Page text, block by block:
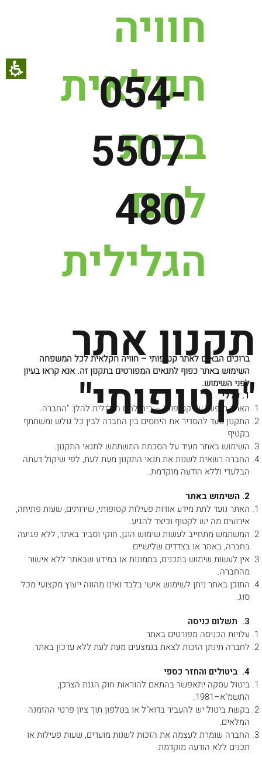
חוויה
חקלאית
בבית
לחם
הגלילית
054-
5507
480
תקנון אתר
"קטופותי"
ברוכים הבאים לאתר קטופותי – חוויה חקלאית לכל המשפחה
השימוש באתר כפוף לתנאים המפורטים בתקנון זה. אנא קראו בעיון
לפני השימוש.
1. כללי
האתר מופעל ע"י קטופותי – בית לחם הגלילית להלן: "החברה.
התקנון נועד להסדיר את היחסים בין החברה לבין כל גולש ומשתתף
בקטיף
השימוש באתר מעיד על הסכמת המשתמש לתנאי התקנון.
החברה רשאית לשנות את תנאי התקנון מעת לעת, לפי שיקול דעתה
הבלעדי וללא הודעה מוקדמת.
2. השימוש באתר
האתר נועד לתת מידע אודות פעילות קטופותי, שירותים, שעות פתיחה,
אירועים מה יש לקטוף וכיצד להגיע.
המשתמש מתחייב לעשות שימוש הוגן, חוקי וסביר באתר, ללא פגיעה
בחברה, באתר או בצדדים שלישיים.
אין לעשות שימוש בתכנים, בתמונות או במידע שבאתר ללא אישור
מהחברה.
התוכן באתר ניתן לשימוש אישי בלבד ואינו מהווה ייעוץ מקצועי מכל
סוג.
3. תשלום כניסה
עלויות הכניסה מפורטים באתר
לחברה תינתן הזכות לצאת בנמצעים מעת לעת ללא עדכון באתר.
4. ביטולים והחזר כספי
ביטול עסקה יתאפשר בהתאם להוראות חוק הגנת הצרכן,
התשמ"א–1981.
בקשת ביטול יש להעביר בדוא"ל או בטלפון תוך ציון פרטי ההזמנה
המלאים.
החברה שומרת לעצמה את הזכות לשנות מועדים, שעות פעילות או
תכנים ללא הודעה מוקדמת.